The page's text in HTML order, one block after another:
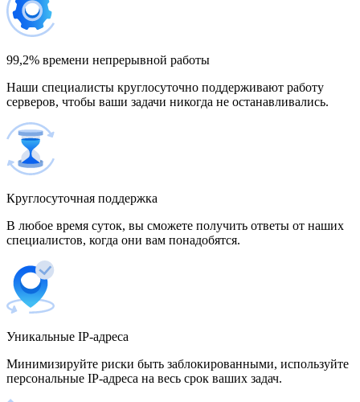
Великобритания
Вьетнам
1 032,00 $
500 IP-адресов
1 700,00 $
99,2% времени непрерывной работы
Наши специалисты круглосуточно поддерживают работу
серверов, чтобы ваши задачи никогда не останавливались.
Круглосуточная поддержка
В любое время суток, вы сможете получить ответы от наших
специалистов, когда они вам понадобятся.
Уникальные IP-адреса
Минимизируйте риски быть заблокированными, используйте
персональные IP-адреса на весь срок ваших задач.